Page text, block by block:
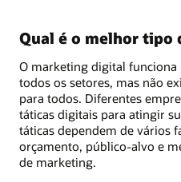
Qual é o melhor
O marketing digital funciona
todos os setores, mas não
para todos. Diferentes
táticas digitais para atingir
táticas dependem de vários
orçamento, público-alvo e
de marketing.